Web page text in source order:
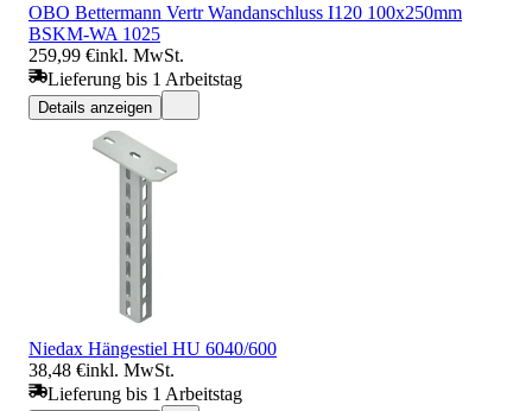
OBO Bettermann Vertr Wandanschluss I120 100x250mm
BSKM-WA 1025
259,99 €inkl. MwSt.
Lieferung bis 1 Arbeitstag
Details anzeigen
Niedax Hängestiel HU 6040/600
38,48 €inkl. MwSt.
Lieferung bis 1 Arbeitstag